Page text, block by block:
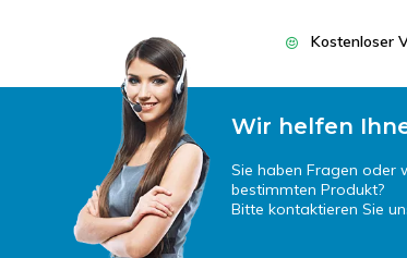
Kostenloser
Wir helfen
Sie haben Fragen oder
bestimmten Produkt?
Bitte kontaktieren Sie